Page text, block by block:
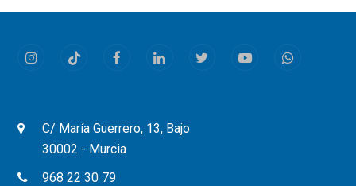
InstagramTiktok FacebookLinkedInTwitterYoutubeWhatsapp
C/ María Guerrero, 13, Bajo
30002 - Murcia
968 22 30 79